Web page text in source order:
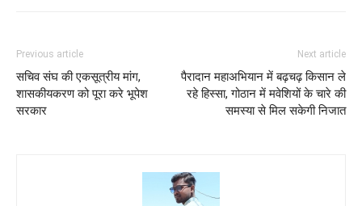
Previous article
सचिव संघ की एकसूत्रीय मांग,
शासकीयकरण को पूरा करे भूपेश
सरकार
Next article
पैरादान महाअभियान में बढ़चढ़ किसान ले
रहे हिस्सा, गोठान में मवेशियों के चारे की
समस्या से मिल सकेगी निजात